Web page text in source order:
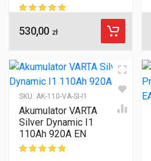
ocen klientów
530,00 zł
SKU: AK-110-VA-SI-I1
Akumulator VARTA
Silver Dynamic I1
110Ah 920A EN